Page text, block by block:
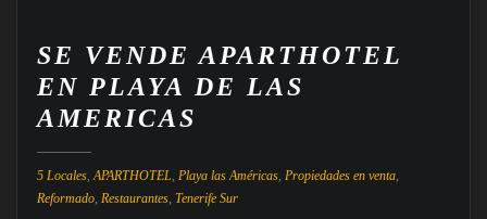
SE VENDE APARTHOTEL
EN PLAYA DE LAS
AMERICAS
5 Locales,APARTHOTEL, Playa las Américas, Propiedades en venta,
Reformado, Restaurantes, Tenerife Sur